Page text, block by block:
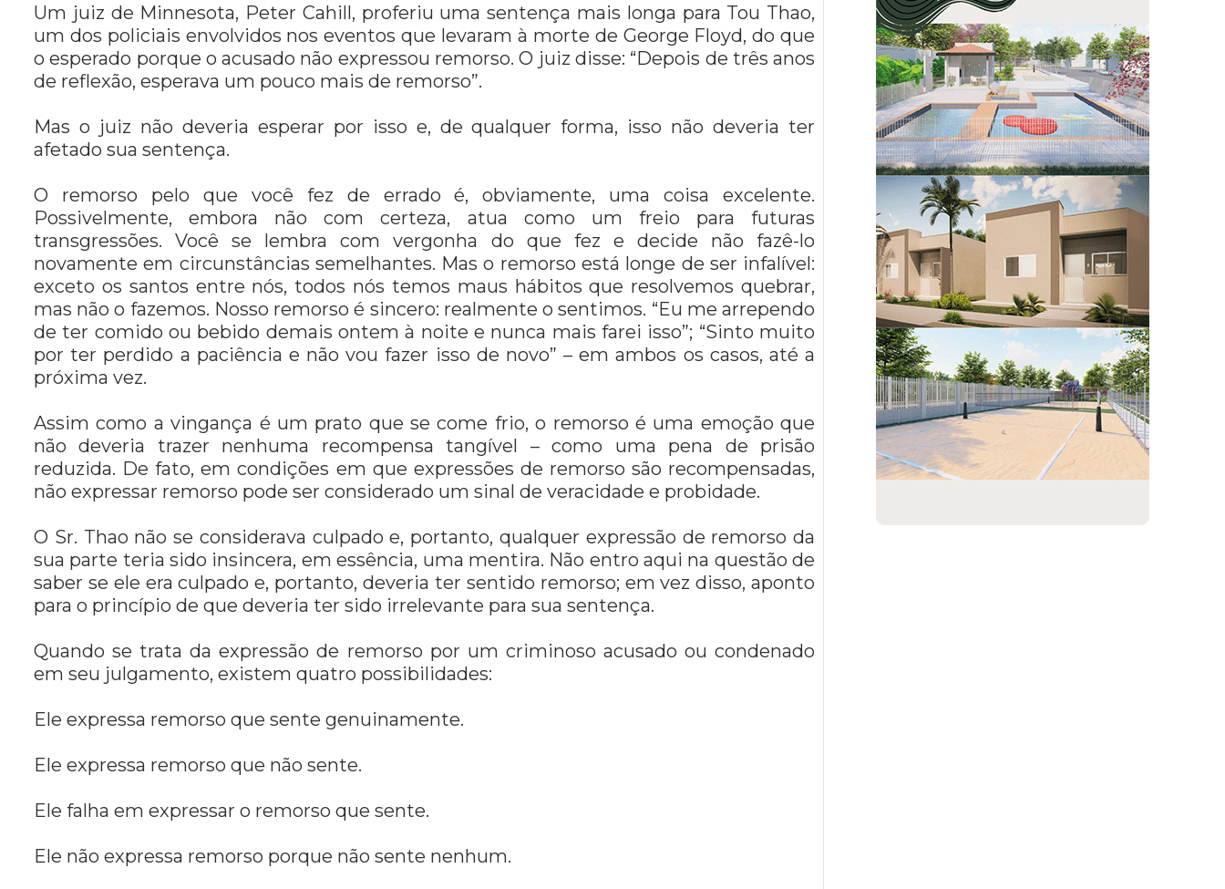
Um juiz de Minnesota, Peter Cahill, proferiu uma sentença mais longa para Tou Thao,
um dos policiais envolvidos nos eventos que levaram à morte de George Floyd, do que
o esperado porque o acusado não expressou remorso. O juiz disse: “Depois de três anos
de reflexão, esperava um pouco mais de remorso”.
Mas o juiz não deveria esperar por isso e, de qualquer forma, isso não deveria ter
afetado sua sentença.
O remorso pelo que você fez de errado é, obviamente, uma coisa excelente.
Possivelmente, embora não com certeza, atua como um freio para futuras
transgressões. Você se lembra com vergonha do que fez e decide não fazê-lo
novamente em circunstâncias semelhantes. Mas o remorso está longe de ser infalível:
exceto os santos entre nós, todos nós temos maus hábitos que resolvemos quebrar,
mas não o fazemos. Nosso remorso é sincero: realmente o sentimos. “Eu me arrependo
de ter comido ou bebido demais ontem à noite e nunca mais farei isso”; “Sinto muito
por ter perdido a paciência e não vou fazer isso de novo” – em ambos os casos, até a
próxima vez.
Assim como a vingança é um prato que se come frio, o remorso é uma emoção que
não deveria trazer nenhuma recompensa tangível – como uma pena de prisão
reduzida. De fato, em condições em que expressões de remorso são recompensadas,
não expressar remorso pode ser considerado um sinal de veracidade e probidade.
O Sr. Thao não se considerava culpado e, portanto, qualquer expressão de remorso da
sua parte teria sido insincera, em essência, uma mentira. Não entro aqui na questão de
saber se ele era culpado e, portanto, deveria ter sentido remorso; em vez disso, aponto
para o princípio de que deveria ter sido irrelevante para sua sentença.
Quando se trata da expressão de remorso por um criminoso acusado ou condenado
em seu julgamento, existem quatro possibilidades:
Ele expressa remorso que sente genuinamente.
Ele expressa remorso que não sente.
Ele falha em expressar o remorso que sente.
Ele não expressa remorso porque não sente nenhum.